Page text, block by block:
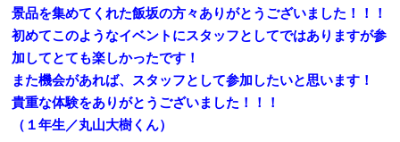
景品を集めてくれた飯坂の方々ありがとうございました！！！
初めてこのようなイベントにスタッフとしてではありますが参
加してとても楽しかったです！
また機会があれば、スタッフとして参加したいと思います！
貴重な体験をありがとうございました！！！
（１年生／丸山大樹くん）